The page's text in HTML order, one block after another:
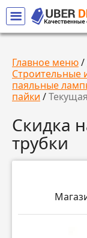
Главное меню/
Строительные
паяльные
пайки /
Скидка
трубки